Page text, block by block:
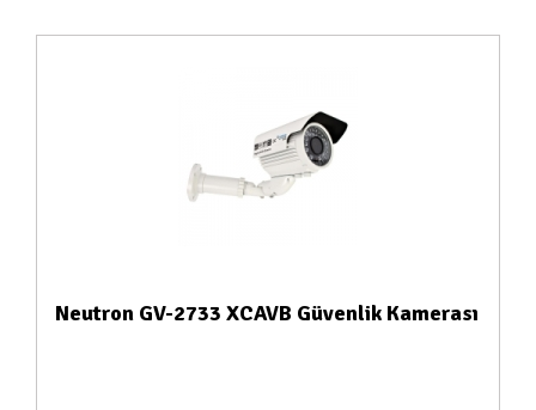
Neutron GV-2733 XCAVB Güvenlik Kamerası